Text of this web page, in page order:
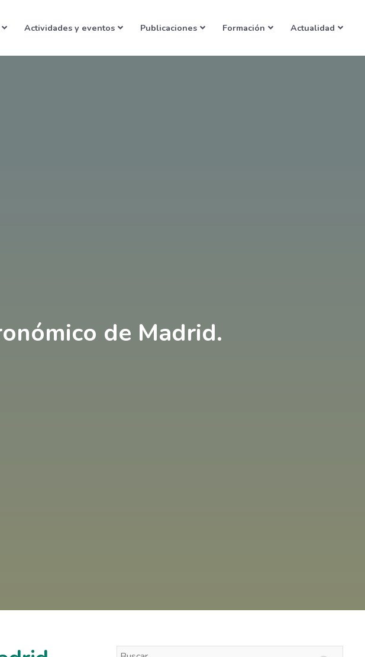
Actividades y eventos Publicaciones Formación Actualidad
de Madrid.